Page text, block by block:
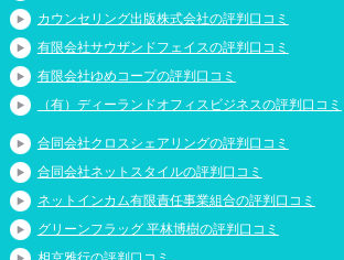
カウンセリング出版株式会社の評判口コミ
有限会社サウザンドフェイスの評判口コミ
有限会社ゆめコープの評判口コミ
（有）ディーランドオフィスビジネスの評判口コミ
合同会社クロスシェアリングの評判口コミ
合同会社ネットスタイルの評判口コミ
ネットインカム有限責任事業組合の評判口コミ
グリーンフラッグ 平林博樹の評判口コミ